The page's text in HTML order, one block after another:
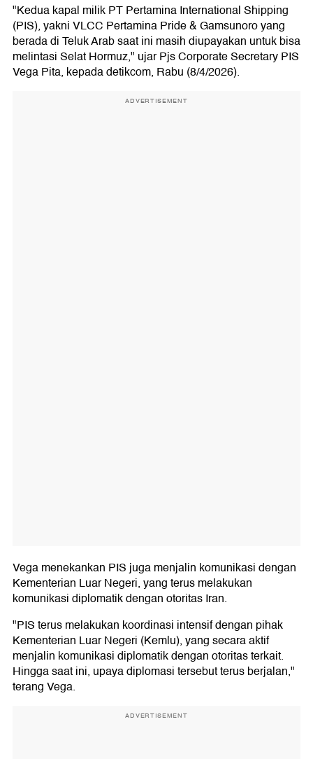
"Kedua kapal milik PT Pertamina International Shipping
(PIS), yakni VLCC Pertamina Pride & Gamsunoro yang
berada di Teluk Arab saat ini masih diupayakan untuk bisa
melintasi Selat Hormuz," ujar Pjs Corporate Secretary PIS
Vega Pita, kepada detikcom, Rabu (8/4/2026).
ADVERTISEMENT
Vega menekankan PIS juga menjalin komunikasi dengan
Kementerian Luar Negeri, yang terus melakukan
komunikasi diplomatik dengan otoritas Iran.
"PIS terus melakukan koordinasi intensif dengan pihak
Kementerian Luar Negeri (Kemlu), yang secara aktif
menjalin komunikasi diplomatik dengan otoritas terkait.
Hingga saat ini, upaya diplomasi tersebut terus berjalan,"
terang Vega.
ADVERTISEMENT